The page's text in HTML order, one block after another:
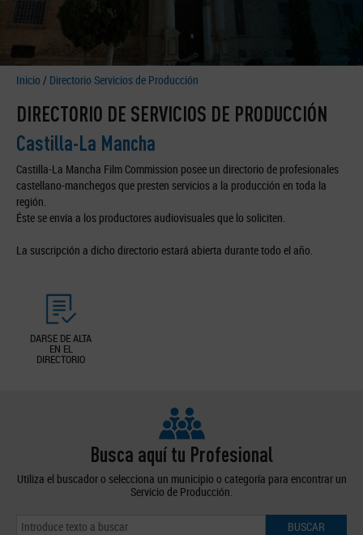
Inicio / Directorio Servicios de Producción
DIRECTORIO DE SERVICIOS DE PRODUCCIÓN
Castilla-La Mancha
Castilla-La Mancha Film Commission posee un directorio de profesionales
castellano-manchegos que presten servicios a la producción en toda la
región.
Éste se envía a los productores audiovisuales que lo soliciten.
La suscripción a dicho directorio estará abierta durante todo el año.
DARSE DE ALTA
EN EL
DIRECTORIO
Busca aquí tu Profesional
Utiliza el buscador o selecciona un municipio o categoría para encontrar un
Servicio de Producción.
BUSCAR